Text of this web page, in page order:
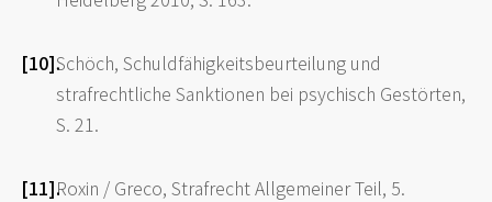
Schöch, Schuldfähigkeitsbeurteilung und
strafrechtliche Sanktionen bei psychisch Gestörten,
S. 21.
Roxin / Greco, Strafrecht Allgemeiner Teil, 5.